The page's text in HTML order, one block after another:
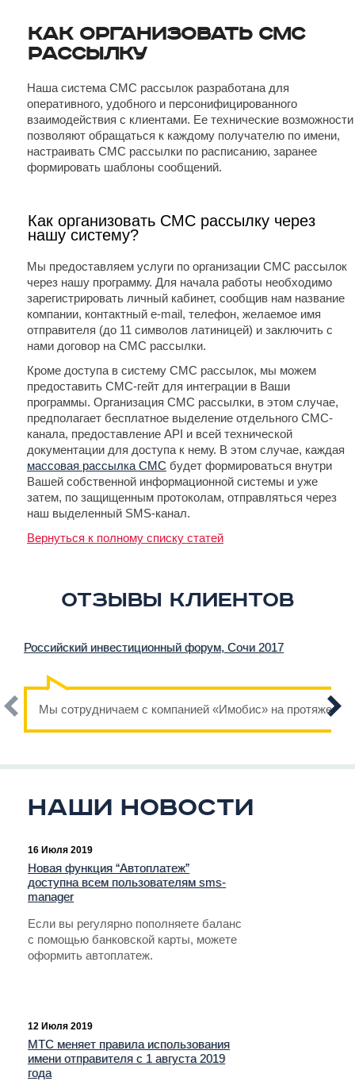
Как организовать СМС
рассылку
Наша система СМС рассылок разработана для
оперативного, удобного и персонифицированного
взаимодействия с клиентами. Ее технические возможности
позволяют обращаться к каждому получателю по имени,
настраивать СМС рассылки по расписанию, заранее
формировать шаблоны сообщений.
Как организовать СМС рассылку через
нашу систему?
Мы предоставляем услуги по организации СМС рассылок
через нашу программу. Для начала работы необходимо
зарегистрировать личный кабинет, сообщив нам название
компании, контактный e-mail, телефон, желаемое имя
отправителя (до 11 символов латиницей) и заключить с
нами договор на СМС рассылки.
Кроме доступа в систему СМС рассылок, мы можем
предоставить СМС-гейт для интеграции в Ваши
программы. Организация СМС рассылки, в этом случае,
предполагает бесплатное выделение отдельного СМС-
канала, предоставление API и всей технической
документации для доступа к нему. В этом случае, каждая
массовая рассылка СМС будет формироваться внутри
Вашей собственной информационной системы и уже
затем, по защищенным протоколам, отправляться через
наш выделенный SMS-канал.
Вернуться к полному списку статей
Отзывы клиентов
Российский инвестиционный форум, Сочи 2017
Мы сотрудничаем с компанией «Имобис» на
Наши новости
16 Июля 2019
Новая функция “Автоплатеж”
доступна всем пользователям sms-
manager
Если вы регулярно пополняете баланс
с помощью банковской карты, можете
оформить автоплатеж.
12 Июля 2019
МТС меняет правила использования
имени отправителя с 1 августа 2019
года